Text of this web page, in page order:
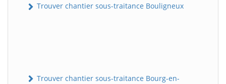
Trouver chantier sous-traitance Bouligneux
Trouver chantier sous-traitance Bourg-en-